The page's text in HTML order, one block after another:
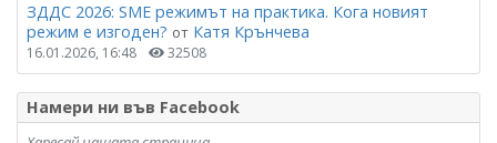
ЗДДС 2026: SME режимът на практика. Кога новият
режим е изгоден? от Катя Крънчева
16.01.2026, 16:48 32508
Намери ни във Facebook